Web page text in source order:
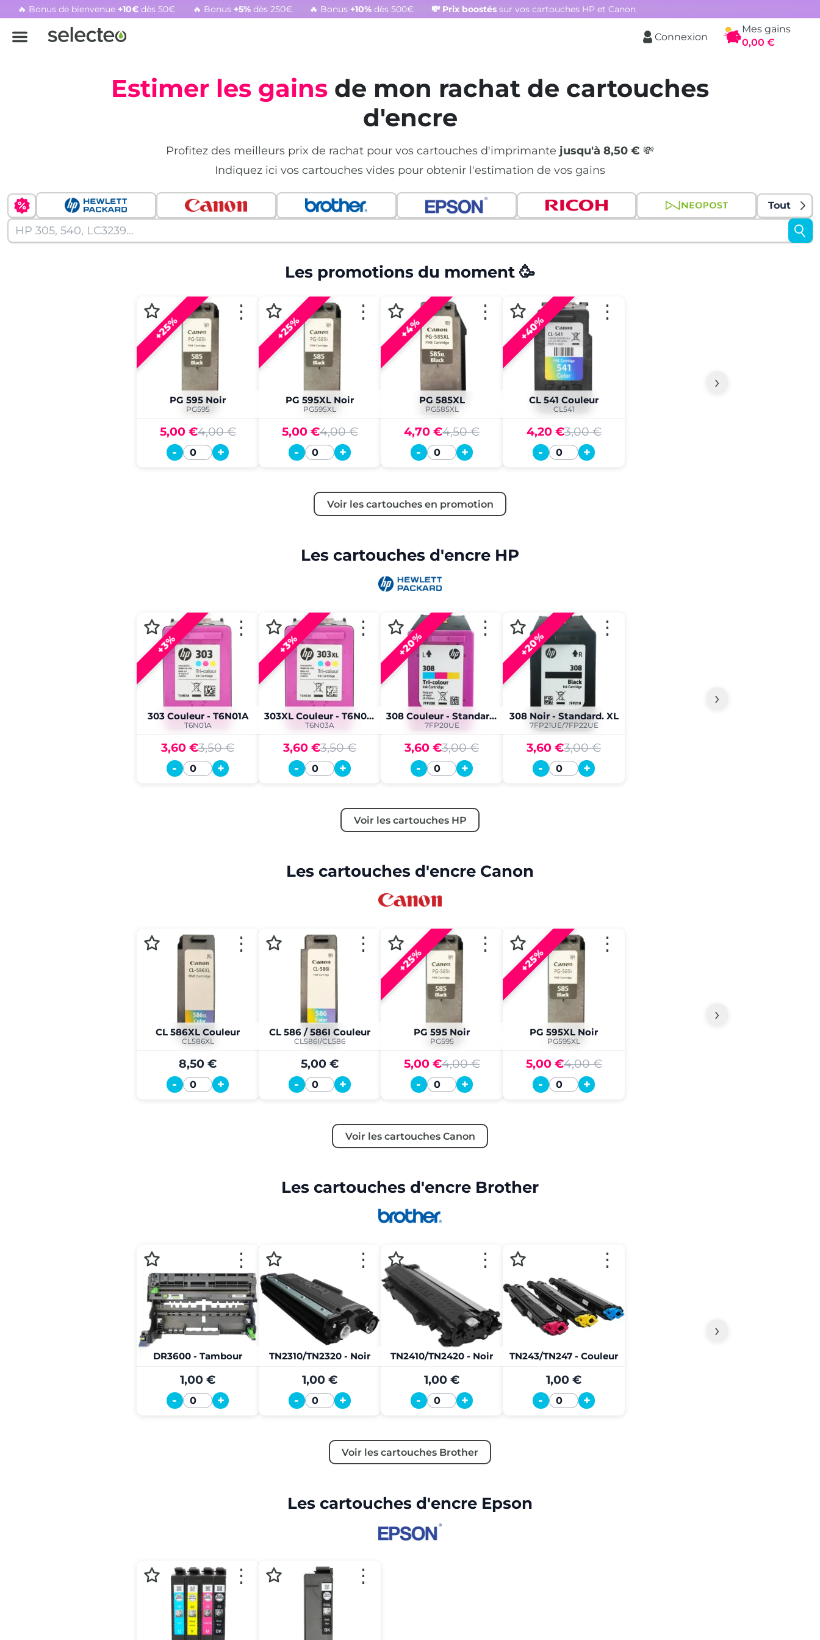
🔥 Bonus de bienvenue +10€dès 50€ 🔥 Bonus +5%dès 250€ 🔥 Bonus +10% dès 500€ 💸 Prix boostés sur vos cartouches HP et Canon
Connexion
Panier
Mes gains
0,00 €
Estimer les gains de mon rachat de cartouches
d'encre
Profitez des meilleurs prix de rachat pour vos cartouches d'imprimante jusqu'à 8,50 € 💸
Indiquez ici vos cartouches vides pour obtenir l'estimation de vos gains
Tout
Les promotions du moment 🥳
+25%
⋮
PG 595 Noir
PG595
5,00 €4,00 €
-
Quantité
+
+25%
⋮
PG 595XL Noir
PG595XL
5,00 €4,00 €
-
Quantité
+
+4%
⋮
PG 585XL
PG585XL
4,70 €4,50 €
-
Quantité
+
+40%
⋮
CL 541 Couleur
CL541
4,20 €3,00 €
-
Quantité
+
›
Voir les cartouches en promotion
Les cartouches d'encre HP
+3%
⋮
303 Couleur - T6N01A
T6N01A
3,60 €3,50 €
-
Quantité
+
+3%
⋮
303XL Couleur - T6N03A
T6N03A
3,60 €3,50 €
-
Quantité
+
+20%
⋮
308 Couleur - Standard. XL
7FP20UE
3,60 €3,00 €
-
Quantité
+
+20%
⋮
308 Noir - Standard. XL
7FP21UE/7FP22UE
3,60 €3,00 €
-
Quantité
+
›
Voir les cartouches HP
Les cartouches d'encre Canon
⋮
CL 586XL Couleur
CL586XL
8,50 €
-
Quantité
+
⋮
CL 586 / 586I Couleur
CL586I/CL586
5,00 €
-
Quantité
+
+25%
⋮
PG 595 Noir
PG595
5,00 €4,00 €
-
Quantité
+
+25%
⋮
PG 595XL Noir
PG595XL
5,00 €4,00 €
-
Quantité
+
›
Voir les cartouches Canon
Les cartouches d'encre Brother
⋮
DR3600 - Tambour
1,00 €
-
Quantité
+
⋮
TN2310/TN2320 - Noir
1,00 €
-
Quantité
+
⋮
TN2410/TN2420 - Noir
1,00 €
-
Quantité
+
⋮
TN243/TN247 - Couleur
1,00 €
-
Quantité
+
›
Voir les cartouches Brother
Les cartouches d'encre Epson
⋮ ⋮